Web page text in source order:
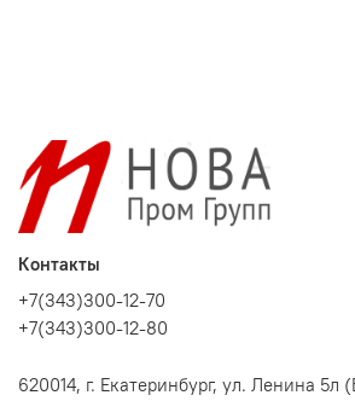
Контакты
+7(343)300-12-70
+7(343)300-12-80
620014, г. Екатеринбург, ул. Ленина 5л